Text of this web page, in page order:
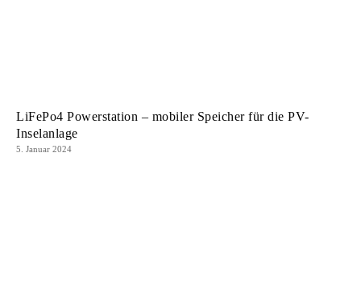
LiFePo4 Powerstation – mobiler Speicher für die PV-
Inselanlage
5. Januar 2024